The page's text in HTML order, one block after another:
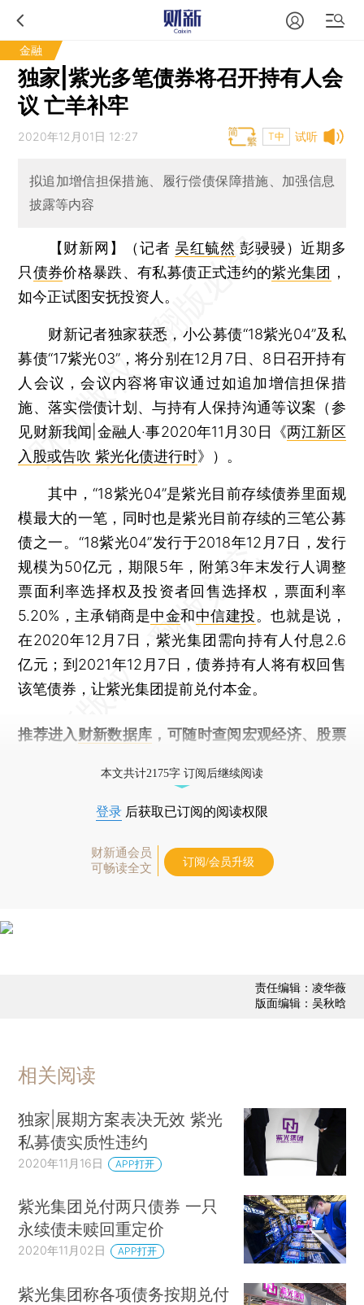
金融
独家|紫光多笔债券将召开持有人会
议 亡羊补牢
试听
2020年12月01日 12:27 T中
拟追加增信担保措施、履行偿债保障措施、加强信息
披露等内容
【财新网】（记者 吴红毓然 彭骎骎）近期多
只债券价格暴跌、有私募债正式违约的紫光集团 ，
如今正试图安抚投资人。
财新记者独家获悉，小公募债“18紫光04”及私
募债“17紫光03”，将分别在12月7日、8日召开持有
人会议，会议内容将审议通过如追加增信担保措
施、落实偿债计划、与持有人保持沟通等议案（参
见财新我闻|金融人·事2020年11月30日《两江新区
入股或告吹 紫光化债进行时》）。
其中，“18紫光04”是紫光目前存续债券里面规
模最大的一笔，同时也是紫光目前存续的三笔公募
债之一。“18紫光04”发行于2018年12月7日，发行
规模为50亿元，期限5年，附第3年末发行人调整
票面利率选择权及投资者回售选择权，票面利率
5.20%，主承销商是中金和中信建投。也就是说，
在2020年12月7日，紫光集团需向持有人付息2.6
亿元；到2021年12月7日，债券持有人将有权回售
该笔债券，让紫光集团提前兑付本金。
推荐进入 财新数据库 ，可随时查阅宏观经济、股票
本文共计2175字 订阅后继续阅读
登录 后获取已订阅的阅读权限
财新通会员
可畅读全文
订阅/会员升级
责任编辑：凌华薇
版面编辑：吴秋晗
相关阅读
独家|展期方案表决无效 紫光
私募债实质性违约
2020年11月16日 APP打开
紫光集团兑付两只债券 一只
永续债未赎回重定价
2020年11月02日 APP打开
紫光集团称各项债务按期兑付